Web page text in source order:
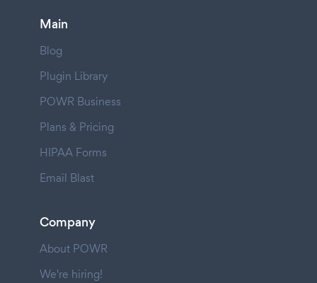
Main
Blog
Plugin Library
POWR Business
Plans & Pricing
HIPAA Forms
Email Blast
Company
About POWR
We're hiring!